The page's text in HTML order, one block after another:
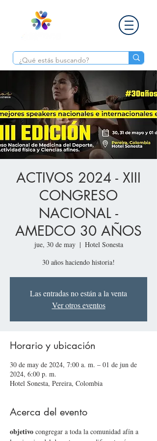
ACTIVOS 2024 - XIII
CONGRESO
NACIONAL -
AMEDCO 30 AÑOS
jue, 30 de may
  |
Hotel Sonesta
30 años haciendo historia!
Las entradas no están a la venta
Ver otros eventos
Horario y ubicación
30 de may de 2024, 7:00 a. m. – 01 de jun de
2024, 6:00 p. m.
Hotel Sonesta, Pereira, Colombia
Acerca del evento
objetivo congregar a toda la comunidad afín a